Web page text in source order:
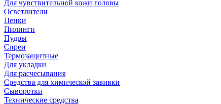
Для чувствительной кожи головы
Осветлители
Пенки
Пилинги
Пудры
Спреи
Термозащитные
Для укладки
Для расчесывания
Средства для химической завивки
Сыворотки
Технические средства